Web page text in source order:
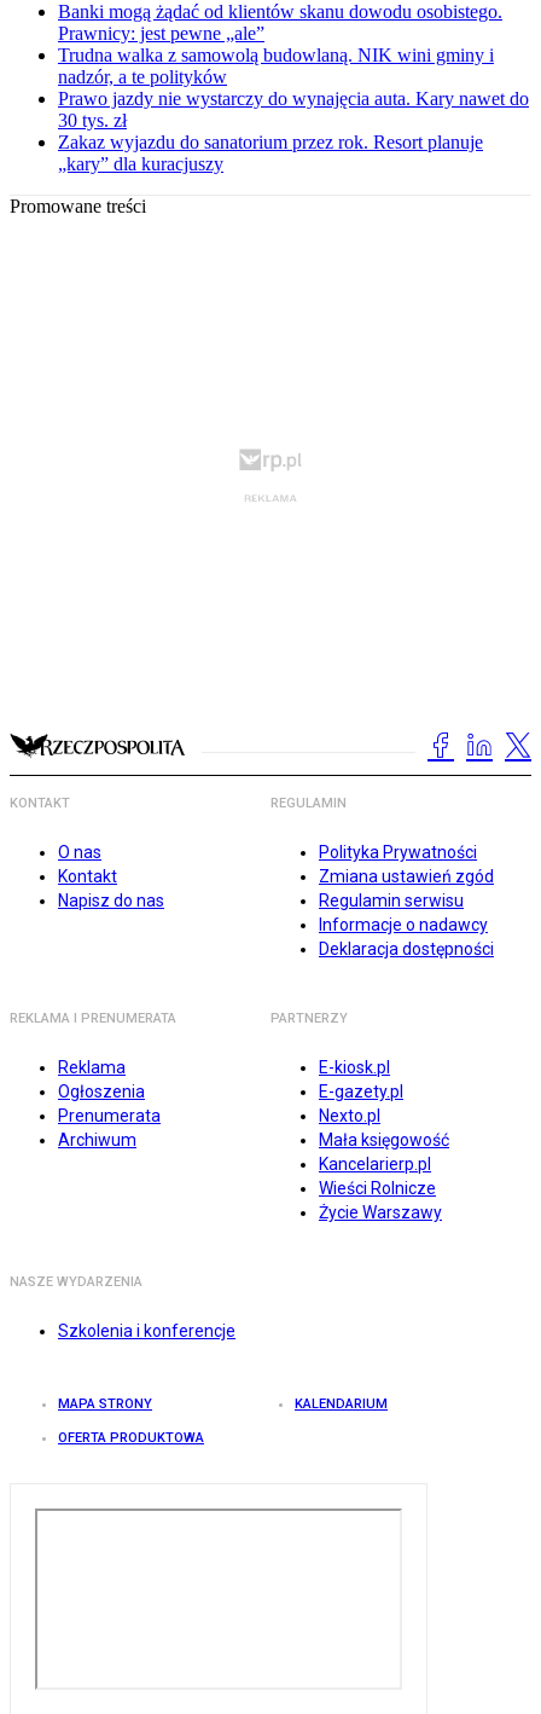
Banki mogą żądać od klientów skanu dowodu osobistego.
Prawnicy: jest pewne „ale”
Trudna walka z samowolą budowlaną. NIK wini gminy i
nadzór, a te polityków
Prawo jazdy nie wystarczy do wynajęcia auta. Kary nawet do
30 tys. zł
Zakaz wyjazdu do sanatorium przez rok. Resort planuje
„kary” dla kuracjuszy
Promowane treści
KONTAKT
O nas
Kontakt
Napisz do nas
REGULAMIN
Polityka Prywatności
Zmiana ustawień zgód
Regulamin serwisu
Informacje o nadawcy
Deklaracja dostępności
REKLAMA I PRENUMERATA
Reklama
Ogłoszenia
Prenumerata
Archiwum
PARTNERZY
E-kiosk.pl
E-gazety.pl
Nexto.pl
Mała księgowość
Kancelarierp.pl
Wieści Rolnicze
Życie Warszawy
NASZE WYDARZENIA
Szkolenia i konferencje
MAPA STRONY KALENDARIUM
OFERTA PRODUKTOWA